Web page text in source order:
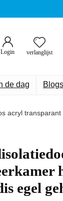
Login verlanglijst
de dag Blogs
acryl
egel